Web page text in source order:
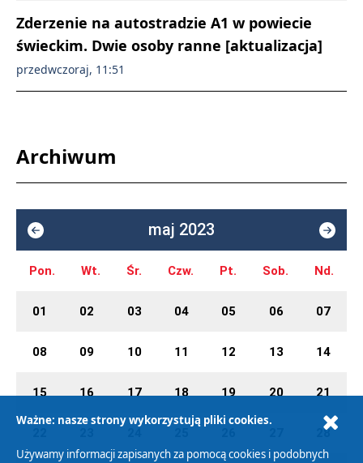
Zderzenie na autostradzie A1 w powiecie
świeckim. Dwie osoby ranne [aktualizacja]
przedwczoraj, 11:51
Archiwum
maj 2023
Pon. Wt. Śr. Czw. Pt. Sob. Nd.
01 02 03 04 05 06 07
08 09 10 11 12 13 14
15 16 17 18 19 20 21
28
Ważne: nasze strony wykorzystują pliki cookies.
Używamy informacji zapisanych za pomocą cookies i podobnych